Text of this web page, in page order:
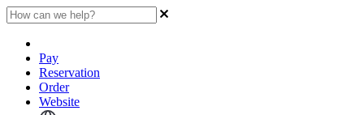
Pay
Reservation
Order
Website